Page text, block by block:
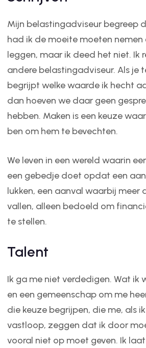
Mijn belastingadviseur begreep
had ik de moeite moeten
leggen, maar ik deed het niet. Ik
andere belastingadviseur. Als je
begrijpt welke waarde ik hecht
dan hoeven we daar geen
hebben. Maken is een keuze
ben om hem te bevechten.
We leven in een wereld waarin
een gebedje doet opdat een
lukken, een aanval waarbij
vallen, alleen bedoeld om
te stellen.
Talent
Ik ga me niet verdedigen. Wat ik
en een gemeenschap om me
die keuze begrijpen, die me, als
vastloop, zeggen dat ik door
vooral niet op moet geven. Ik